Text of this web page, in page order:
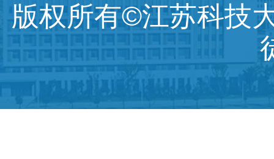
版权所有©江苏科技